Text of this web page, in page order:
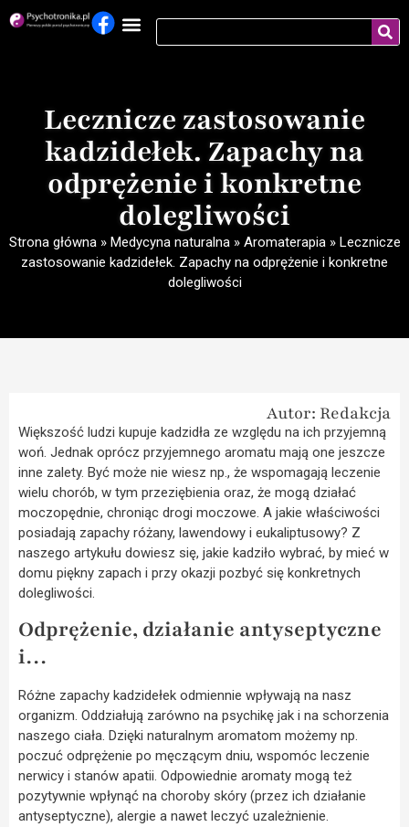
Lecznicze zastosowanie
kadzidełek. Zapachy na
odprężenie i konkretne
dolegliwości
Strona główna» Medycyna naturalna» Aromaterapia» Lecznicze
zastosowanie kadzidełek. Zapachy na odprężenie i konkretne
dolegliwości
Autor: Redakcja
Większość ludzi kupuje kadzidła ze względu na ich przyjemną
woń. Jednak oprócz przyjemnego aromatu mają one jeszcze
inne zalety. Być może nie wiesz np., że wspomagają leczenie
wielu chorób, w tym przeziębienia oraz, że mogą działać
moczopędnie, chroniąc drogi moczowe. A jakie właściwości
posiadają zapachy różany, lawendowy i eukaliptusowy? Z
naszego artykułu dowiesz się, jakie kadziło wybrać, by mieć w
domu piękny zapach i przy okazji pozbyć się konkretnych
dolegliwości.
Odprężenie, działanie antyseptyczne
i…
Różne zapachy kadzidełek odmiennie wpływają na nasz
organizm. Oddziałują zarówno na psychikę jak i na schorzenia
naszego ciała. Dzięki naturalnym aromatom możemy np.
poczuć odprężenie po męczącym dniu, wspomóc leczenie
nerwicy i stanów apatii. Odpowiednie aromaty mogą też
pozytywnie wpłynąć na choroby skóry (przez ich działanie
antyseptyczne), alergie a nawet leczyć uzależnienie.